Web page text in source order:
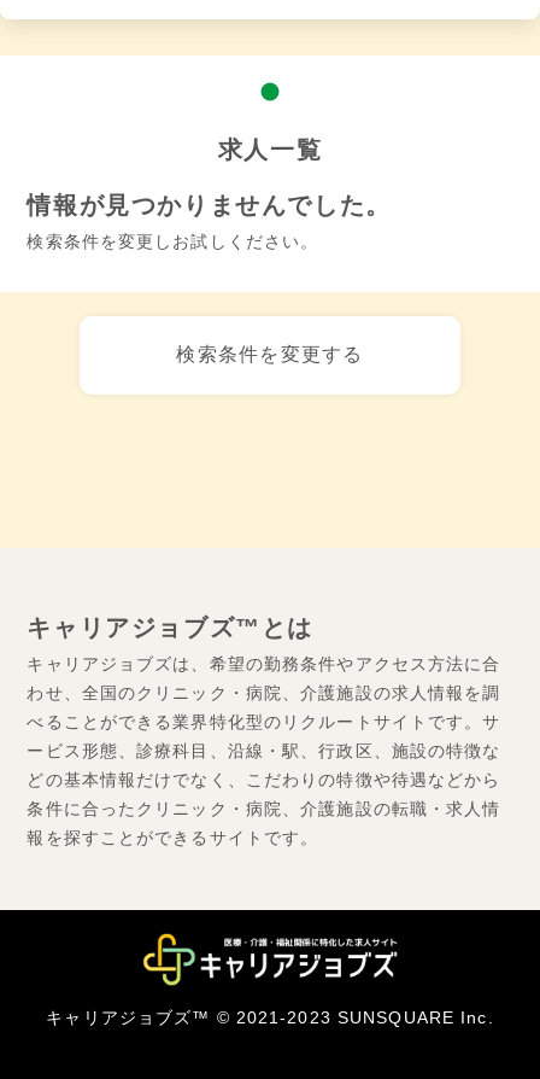
求人一覧
情報が見つかりませんでした。
検索条件を変更しお試しください。
検索条件を変更する
キャリアジョブズ™とは
キャリアジョブズは、希望の勤務条件やアクセス方法に合
わせ、全国のクリニック・病院、介護施設の求人情報を調
べることができる業界特化型のリクルートサイトです。サ
ービス形態、診療科目、沿線・駅、行政区、施設の特徴な
どの基本情報だけでなく、こだわりの特徴や待遇などから
条件に合ったクリニック・病院、介護施設の転職・求人情
報を探すことができるサイトです。
キャリアジョブズ™ © 2021-2023 SUNSQUARE Inc.